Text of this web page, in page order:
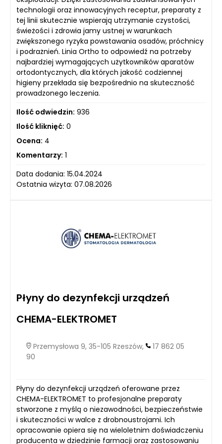
technologii oraz innowacyjnych receptur, preparaty z
tej linii skutecznie wspierają utrzymanie czystości,
świeżości i zdrowia jamy ustnej w warunkach
zwiększonego ryzyka powstawania osadów, próchnicy
i podrażnień. Linia Ortho to odpowiedź na potrzeby
najbardziej wymagających użytkowników aparatów
ortodontycznych, dla których jakość codziennej
higieny przekłada się bezpośrednio na skuteczność
prowadzonego leczenia.
Ilość odwiedzin: 936
Ilość kliknięć: 0
Ocena: 4
Komentarzy: 1
Data dodania: 15.04.2024
Ostatnia wizyta: 07.08.2026
Płyny do dezynfekcji urządzeń
CHEMA-ELEKTROMET
Przemysłowa 9, 35-105 Rzeszów,
17 862 05
90
Płyny do dezynfekcji urządzeń oferowane przez
CHEMA-ELEKTROMET to profesjonalne preparaty
stworzone z myślą o niezawodności, bezpieczeństwie
i skuteczności w walce z drobnoustrojami. Ich
opracowanie opiera się na wieloletnim doświadczeniu
producenta w dziedzinie farmacji oraz zastosowaniu